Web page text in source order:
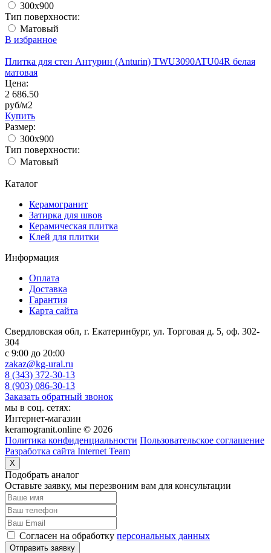
300x900
Тип поверхности:
Матовый
В избранное
Плитка для стен Антурин (Anturin) TWU3090ATU04R белая
матовая
Цена:
2 686.50
руб/м2
Купить
Размер:
300x900
Тип поверхности:
Матовый
Каталог
Керамогранит
Затирка для швов
Керамическая плитка
Клей для плитки
Информация
Оплата
Доставка
Гарантия
Карта сайта
Свердловская обл, г. Екатеринбург, ул. Торговая д. 5, оф. 302-
304
c 9:00 до 20:00
zakaz@kg-ural.ru
8 (343) 372-30-13
8 (903) 086-30-13
Заказать обратный звонок
мы в соц. сетях:
Интернет-магазин
keramogranit.online © 2026
Политика конфиденциальности Пользовательское соглашение
Разработка сайта Internet Team
X
Подобрать аналог
Оставьте заявку, мы перезвоним вам для консультации
Согласен на обработку персональных данных
Отправить заявку